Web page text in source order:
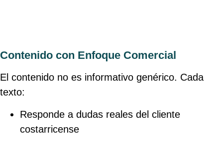
Contenido con Enfoque Comercial
El contenido no es informativo genérico. Cada
texto:
Responde a dudas reales del cliente
costarricense